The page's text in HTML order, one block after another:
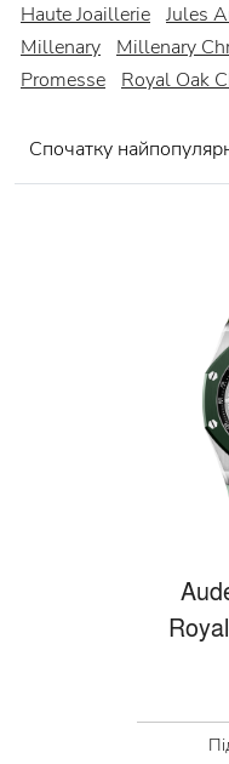
Haute Joaillerie Jules
Millenary
Millenary
Promesse
Royal Oak
Спочатку